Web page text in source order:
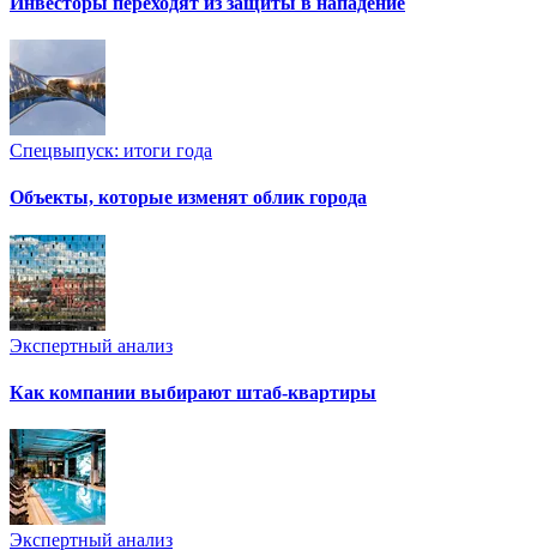
Спецвыпуск: итоги года
Объекты, которые изменят облик города
Экспертный анализ
Как компании выбирают штаб-квартиры
Экспертный анализ